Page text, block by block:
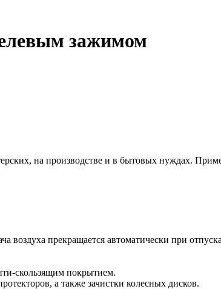
зажимом
на производстве и в бытовых нуждах.
воздуха прекращается автоматически при
скользящим покрытием.
а также зачистки колесных дисков.